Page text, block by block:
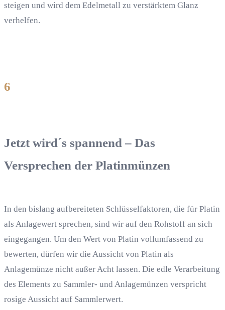
steigen und wird dem Edelmetall zu verstärktem Glanz
verhelfen.
6
Jetzt wird´s spannend – Das
Versprechen der Platinmünzen
In den bislang aufbereiteten Schlüsselfaktoren, die für Platin
als Anlagewert sprechen, sind wir auf den Rohstoff an sich
eingegangen. Um den Wert von Platin vollumfassend zu
bewerten, dürfen wir die Aussicht von Platin als
Anlagemünze nicht außer Acht lassen. Die edle Verarbeitung
des Elements zu Sammler- und Anlagemünzen verspricht
rosige Aussicht auf Sammlerwert.